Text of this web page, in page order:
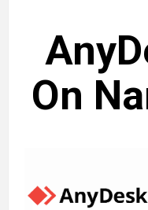
On